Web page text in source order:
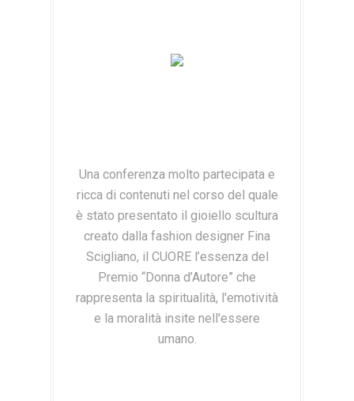
Una conferenza molto partecipata e
ricca di contenuti nel corso del quale
è stato presentato il gioiello scultura
creato dalla fashion designer Fina
Scigliano, il CUORE l’essenza del
Premio “Donna d’Autore” che
rappresenta la spiritualità, l'emotività
e la moralità insite nell'essere
umano.